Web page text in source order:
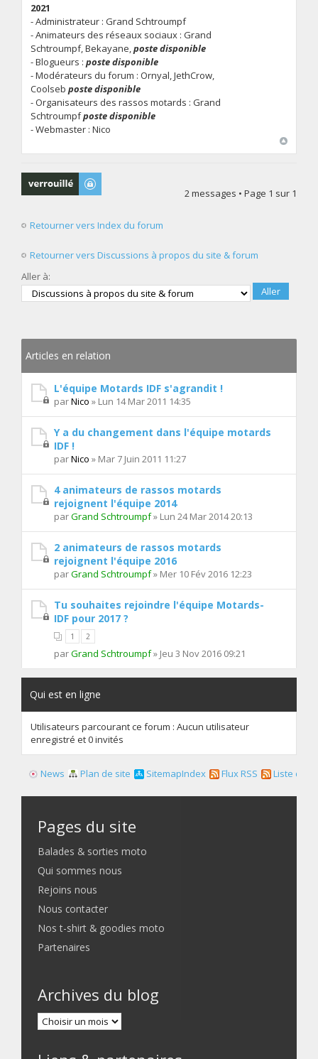
2021
- Administrateur : Grand Schtroumpf
- Animateurs des réseaux sociaux : Grand
Schtroumpf, Bekayane,poste disponible
- Blogueurs :poste disponible
- Modérateurs du forum : Ornyal, JethCrow,
Coolsebposte disponible
- Organisateurs des rassos motards : Grand
Schtroumpfposte disponible
- Webmaster : Nico
Sujet verrouillé
2 messages • Page 1 sur 1
Retourner vers Index du forum
Retourner vers Discussions à propos du site & forum
Aller à:
Articles en relation
L'équipe Motards IDF s'agrandit !
parNico » Lun 14 Mar 2011 14:35
Y a du changement dans l'équipe motards
IDF !
parNico » Mar 7 Juin 2011 11:27
4 animateurs de rassos motards
rejoignent l'équipe 2014
parGrand Schtroumpf» Lun 24 Mar 2014 20:13
2 animateurs de rassos motards
rejoignent l'équipe 2016
parGrand Schtroumpf» Mer 10 Fév 2016 12:23
Tu souhaites rejoindre l'équipe Motards-
IDF pour 2017 ?
1 2
parGrand Schtroumpf» Jeu 3 Nov 2016 09:21
Qui est en ligne
Utilisateurs parcourant ce forum : Aucun utilisateur
enregistré et 0 invités
News Plan de site SitemapIndex Flux RSS Liste des
Pages du site
Balades & sorties moto
Qui sommes nous
Rejoins nous
Nous contacter
Nos t-shirt & goodies moto
Partenaires
Archives du blog